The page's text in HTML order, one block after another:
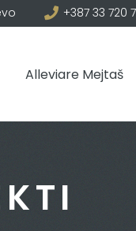
+387 33 720
Alleviare Mejtaš